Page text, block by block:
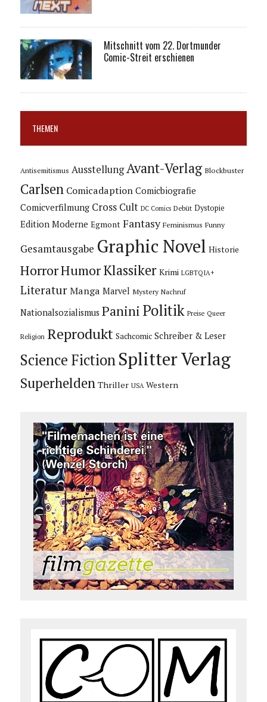
Mitschnitt vom 22. Dortmunder
Comic-Streit erschienen
THEMEN
Antisemitismus Ausstellung Avant-Verlag Blockbuster
Carlsen Comicadaption Comicbiografie
Comicverfilmung Cross Cult DC Comics Debüt Dystopie
Edition Moderne Egmont Fantasy Feminismus Funny
Gesamtausgabe Graphic Novel Historie
HorrorHumorKlassiker Krimi LGBTQIA+
Literatur Manga Marvel Mystery Nachruf
Nationalsozialismus Panini Politik Preise Queer
Religion Reprodukt Sachcomic Schreiber & Leser
Science Fiction Splitter Verlag
Superhelden Thriller USA Western